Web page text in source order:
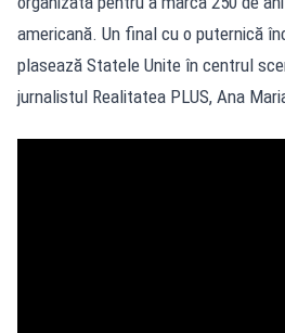
americană. Un final cu o puternică
plasează Statele Unite în centrul
jurnalistul Realitatea PLUS, Ana